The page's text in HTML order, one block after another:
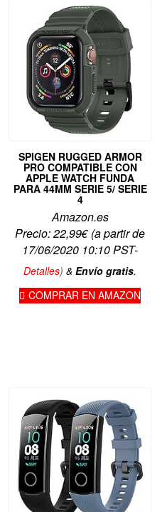
SPIGEN RUGGED ARMOR
PRO COMPATIBLE CON
APPLE WATCH FUNDA
PARA 44MM SERIE 5/ SERIE
4
Amazon.es
Precio:22,99€(a partir de
17/06/2020 10:10 PST-
Detalles)&Envío gratis.
COMPRAR EN AMAZON